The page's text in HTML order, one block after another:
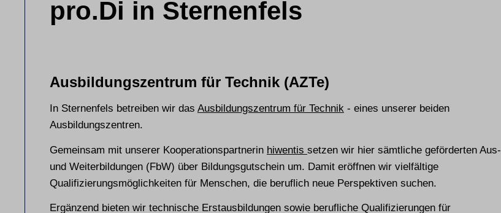
pro.Di in Sternenfels
Ausbildungszentrum für Technik (AZTe)
In Sternenfels betreiben wir das Ausbildungszentrum für Technik - eines unserer beiden
Ausbildungszentren.
Gemeinsam mit unserer Kooperationspartnerin hiwentis setzen wir hier sämtliche geförderten Aus-
und Weiterbildungen (FbW) über Bildungsgutschein um. Damit eröffnen wir vielfältige
Qualifizierungsmöglichkeiten für Menschen, die beruflich neue Perspektiven suchen.
Ergänzend bieten wir technische Erstausbildungen sowie berufliche Qualifizierungen für